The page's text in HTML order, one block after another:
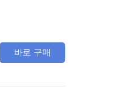
바로 구매